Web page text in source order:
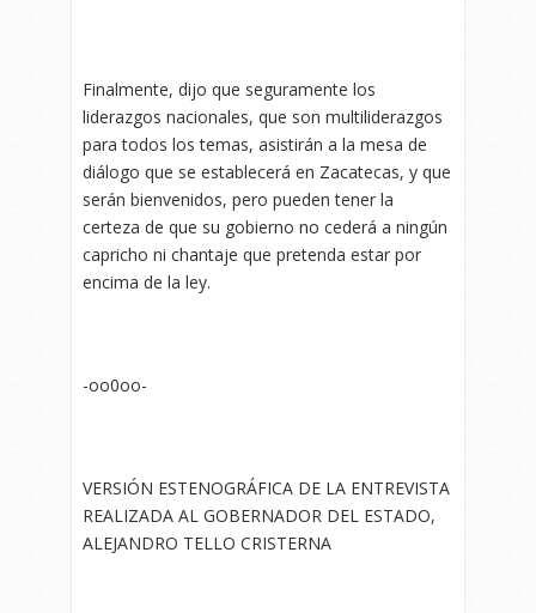
Finalmente, dijo que seguramente los
liderazgos nacionales, que son multiliderazgos
para todos los temas, asistirán a la mesa de
diálogo que se establecerá en Zacatecas, y que
serán bienvenidos, pero pueden tener la
certeza de que su gobierno no cederá a ningún
capricho ni chantaje que pretenda estar por
encima de la ley.
-oo0oo-
VERSIÓN ESTENOGRÁFICA DE LA ENTREVISTA
REALIZADA AL GOBERNADOR DEL ESTADO,
ALEJANDRO TELLO CRISTERNA